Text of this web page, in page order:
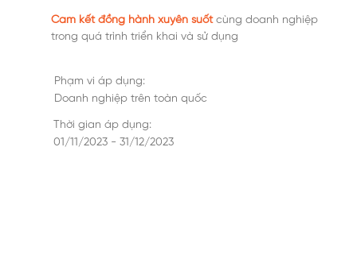
Thời gian áp dụng:
01/11/2023 - 31/12/2023
Phạm vi áp dụng:
Doanh nghiệp trên toàn quốc
Cam kết đồng hành xuyên suốtcùng doanh nghiệp
trong quá trình triển khai và sử dụng